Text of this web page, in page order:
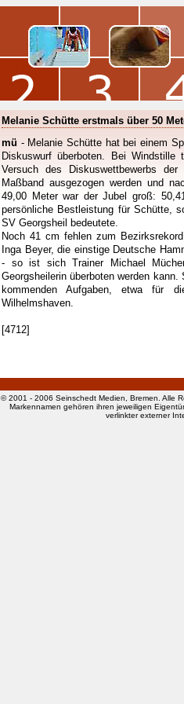
Melanie Schütte erstmals über 50
mü - Melanie Schütte hat bei einem
Diskuswurf überboten. Bei
Versuch des Diskuswettbewerbs
Maßband ausgezogen werden und
49,00 Meter war der Jubel groß:
persönliche Bestleistung für Schütte,
SV Georgsheil bedeutete.
Noch 41 cm fehlen zum
Inga Beyer, die einstige Deutsche
- so ist sich Trainer Michael
Georgsheilerin überboten werden
kommenden Aufgaben, etwa für
Wilhelmshaven.
[4712]
© 2001 - 2006 Seinschedt Medien, Bremen. Alle
Markennamen gehören ihren jeweiligen
verlinkter externer